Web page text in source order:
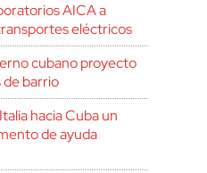
AICA a
eléctricos
cubano proyecto
de barrio
hacia Cuba un
de ayuda